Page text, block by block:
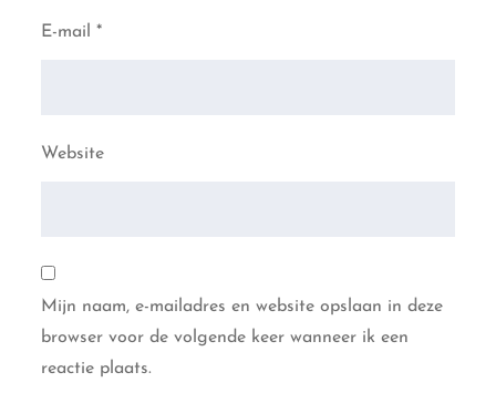
E-mail*
Website
Mijn naam, e-mailadres en website opslaan in deze
browser voor de volgende keer wanneer ik een
reactie plaats.